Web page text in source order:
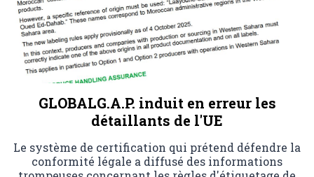
GLOBALG.A.P. induit en erreur les
détaillants de l'UE
Le système de certification qui prétend défendre la
conformité légale a diffusé des informations